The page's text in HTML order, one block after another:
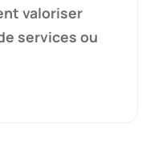
valoriser
services ou